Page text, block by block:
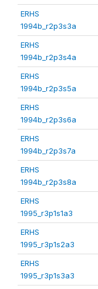
ERHS
1994b_r2p3s3a
ERHS
1994b_r2p3s4a
ERHS
1994b_r2p3s5a
ERHS
1994b_r2p3s6a
ERHS
1994b_r2p3s7a
ERHS
1994b_r2p3s8a
ERHS
1995_r3p1s1a3
ERHS
1995_r3p1s2a3
ERHS
1995_r3p1s3a3